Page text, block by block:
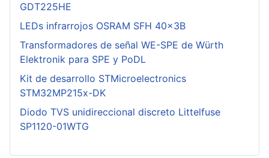
GDT225HE
LEDs infrarrojos OSRAM SFH 40x3B
Transformadores de señal WE-SPE de Würth
Elektronik para SPE y PoDL
Kit de desarrollo STMicroelectronics
STM32MP215x-DK
Diodo TVS unidireccional discreto Littelfuse
SP1120-01WTG